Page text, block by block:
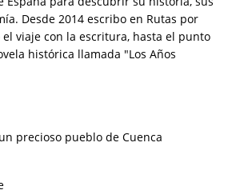
Desde 2014 escribo en Rutas por
el viaje con la escritura, hasta el punto
histórica llamada "Los Años
precioso pueblo de Cuenca